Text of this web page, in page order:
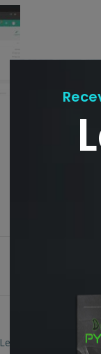
Les champs